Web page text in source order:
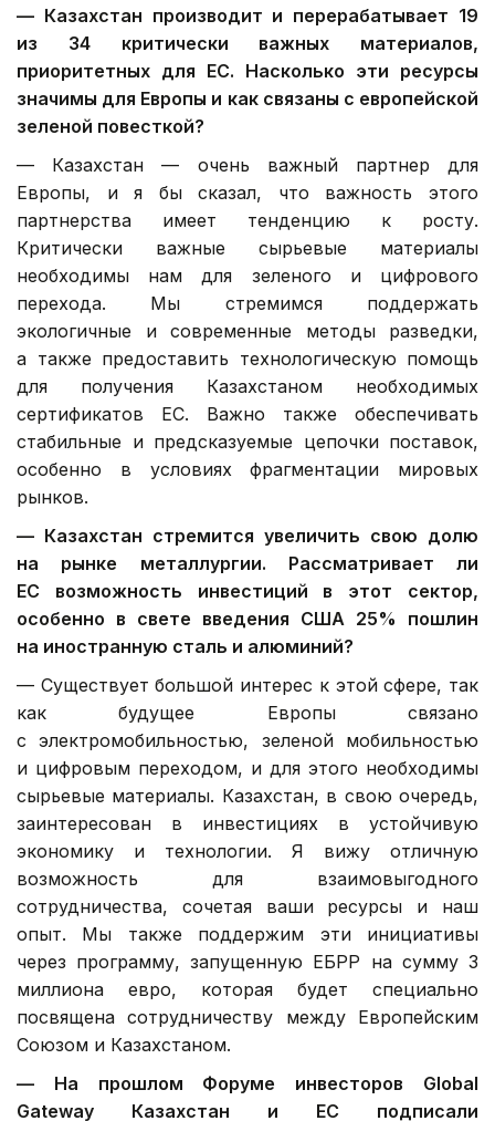
— Казахстан производит и перерабатывает 19
из 34 критически важных материалов,
приоритетных для ЕС. Насколько эти ресурсы
значимы для Европы и как связаны с европейской
зеленой повесткой?
— Казахстан — очень важный партнер для
Европы, и я бы сказал, что важность этого
партнерства имеет тенденцию к росту.
Критически важные сырьевые материалы
необходимы нам для зеленого и цифрового
перехода. Мы стремимся поддержать
экологичные и современные методы разведки,
а также предоставить технологическую помощь
для получения Казахстаном необходимых
сертификатов ЕС. Важно также обеспечивать
стабильные и предсказуемые цепочки поставок,
особенно в условиях фрагментации мировых
рынков.
— Казахстан стремится увеличить свою долю
на рынке металлургии. Рассматривает ли
ЕС возможность инвестиций в этот сектор,
особенно в свете введения США 25% пошлин
на иностранную сталь и алюминий?
— Существует большой интерес к этой сфере, так
как будущее Европы связано
с электромобильностью, зеленой мобильностью
и цифровым переходом, и для этого необходимы
сырьевые материалы. Казахстан, в свою очередь,
заинтересован в инвестициях в устойчивую
экономику и технологии. Я вижу отличную
возможность для взаимовыгодного
сотрудничества, сочетая ваши ресурсы и наш
опыт. Мы также поддержим эти инициативы
через программу, запущенную ЕБРР на сумму 3
миллиона евро, которая будет специально
посвящена сотрудничеству между Европейским
Союзом и Казахстаном.
— На прошлом Форуме инвесторов Global
Gateway Казахстан и ЕС подписали